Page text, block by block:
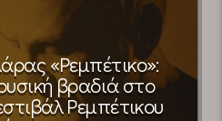
«Ρεμπέτικο»:
βραδιά στο
Ρεμπέτικου